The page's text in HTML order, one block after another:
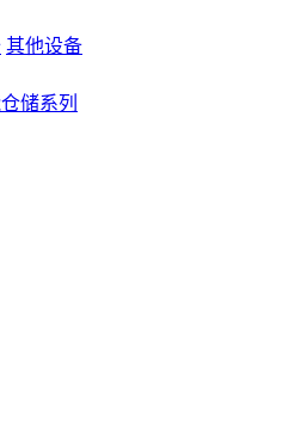
其他设备
储系列